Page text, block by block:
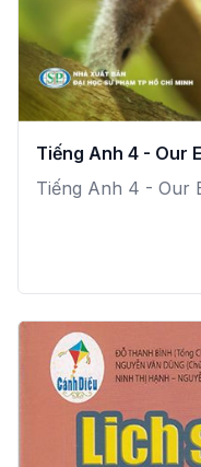
Tiếng Anh 4 - Our
Tiếng Anh 4 - Our